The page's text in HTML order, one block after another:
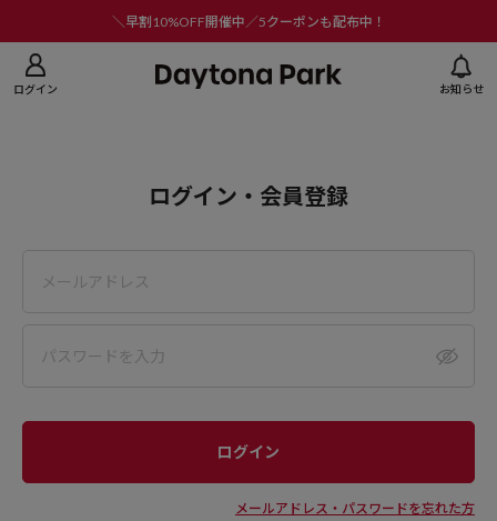
＼早割10%OFF開催中／5クーポンも配布中！
ログイン お知らせ
ログイン・会員登録
メールアドレス・パスワードを忘れた方